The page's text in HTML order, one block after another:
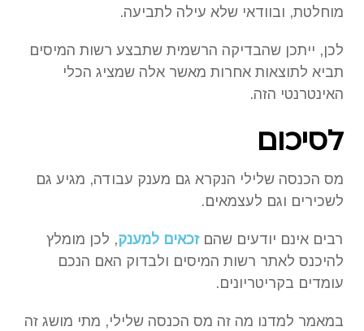
מוחלטת, ובוודאי שלא עילה לתביעה.
לכן, ייתכן שהבדיקה הרשמית שתבצע רשות המיסים
תביא לתוצאות אחרות מאשר אלה שמציג הכלי
האינטרנטי הזה.
לסיכום
מס הכנסה שלילי הנקרא גם מענק עבודה, מגיע גם
לשכירים וגם לעצמאים.
רבים אינם יודעים שהםזכאים למענק, לכן מומלץ
להיכנס לאתר רשות המיסים ולבדוק האם הנכם
עומדים בקריטריונים.
במאמר למדנו מה זה מס הכנסה שלילי, מתי מושג זה